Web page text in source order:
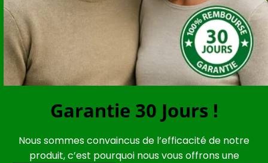
Garantie 30 Jours !
Nous sommes convaincus de l’efficacité de notre
produit, c’est pourquoi nous vous offrons une